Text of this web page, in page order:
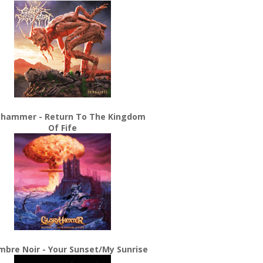
- Return To The Kingdom
Of Fife
Noir - Your Sunset/My Sunrise